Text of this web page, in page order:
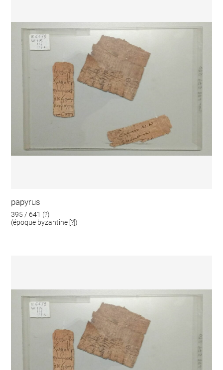
papyrus
395 / 641 (?)
(époque byzantine [?])